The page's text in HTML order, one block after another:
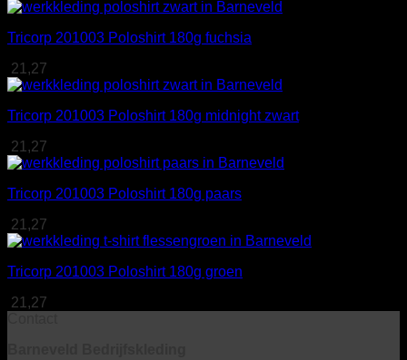
Tricorp 201003 Poloshirt 180g fuchsia
21,27
Tricorp 201003 Poloshirt 180g midnight zwart
21,27
Tricorp 201003 Poloshirt 180g paars
21,27
Tricorp 201003 Poloshirt 180g groen
21,27